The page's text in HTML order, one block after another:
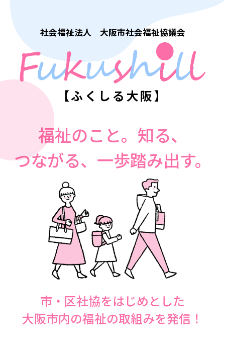
社会福祉法人 大阪市社会福祉協議会
【ふくしる大阪】
福祉のこと。知る、
つながる、一歩踏み出す。
市・区社協をはじめとした
大阪市内の福祉の取組みを発信！